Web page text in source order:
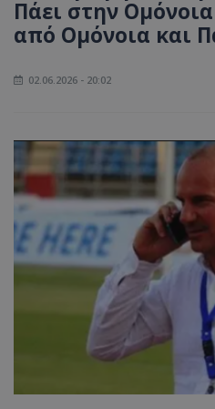
Πάει στην
από Ομόνοια και
02.06.2026 - 20:02